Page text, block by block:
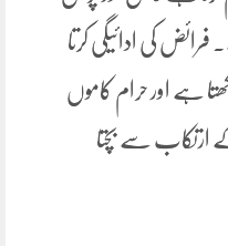
کی ادائیگی کرتا
ہے اور حرام کاموں
ارتکاب سے بچتا